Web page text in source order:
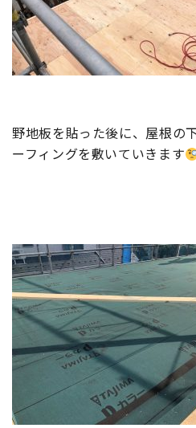
野地板を貼った後に、屋根の
ーフィングを敷いていきます